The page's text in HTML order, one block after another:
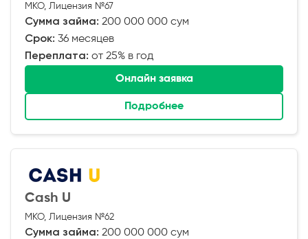
МКО, Лицензия №67
Сумма займа: 200 000 000 сум
Срок: 36 месяцев
Переплата: от 25% в год
Онлайн заявка
Подробнее
Cash U
МКО, Лицензия №62
Сумма займа: 200 000 000 сум